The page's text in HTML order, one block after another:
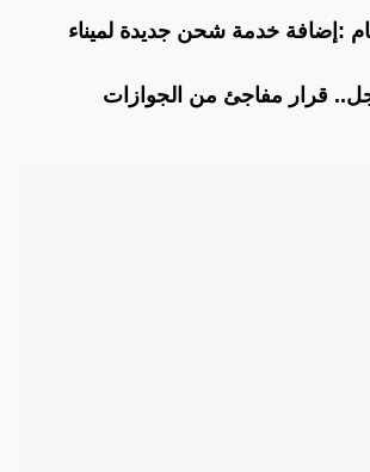
:إضافة خدمة شحن جديدة لميناء
قرار مفاجئ من الجوازات